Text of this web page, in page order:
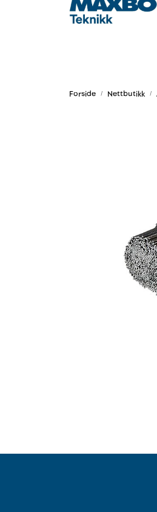
Skip to main content
Om oss
Forside Nettbutikk